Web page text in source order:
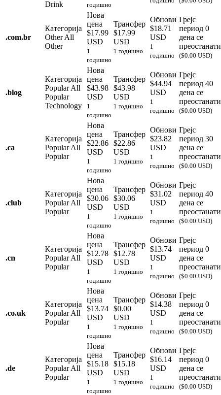
Drink годишно
.com.br
Категорија
OtherAll
Other
Нова
цена
$17.99
USD
1
годишно
Трансфер
$17.99
USD
1 годишно
Обнови
$18.71
USD
1
годишно
Грејс
период 0
дена се
преостанати
($0.00 USD)
.blog
Категорија
PopularAll
Popular
Technology
Нова
цена
$43.98
USD
1
годишно
Трансфер
$43.98
USD
1 годишно
Обнови
$44.94
USD
1
годишно
Грејс
период 40
дена се
преостанати
($0.00 USD)
.ca
Категорија
PopularAll
Popular
Нова
цена
$22.86
USD
1
годишно
Трансфер
$22.86
USD
1 годишно
Обнови
$23.82
USD
1
годишно
Грејс
период 30
дена се
преостанати
($0.00 USD)
.club
Категорија
PopularAll
Popular
Нова
цена
$30.06
USD
1
годишно
Трансфер
$30.06
USD
1 годишно
Обнови
$31.02
USD
1
годишно
Грејс
период 40
дена се
преостанати
($0.00 USD)
.cn
Категорија
PopularAll
Popular
Нова
цена
$12.78
USD
1
годишно
Трансфер
$12.78
USD
1 годишно
Обнови
$13.74
USD
1
годишно
Грејс
период 0
дена се
преостанати
($0.00 USD)
.co.uk
Категорија
PopularAll
Popular
Нова
цена
$13.74
USD
1
годишно
Трансфер
$0.00
USD
1 годишно
Обнови
$14.38
USD
1
годишно
Грејс
период 0
дена се
преостанати
($0.00 USD)
.de
Категорија
PopularAll
Popular
Нова
цена
$15.18
USD
1
годишно
Трансфер
$15.18
USD
1 годишно
Обнови
$16.14
USD
1
годишно
Грејс
период 0
дена се
преостанати
($0.00 USD)